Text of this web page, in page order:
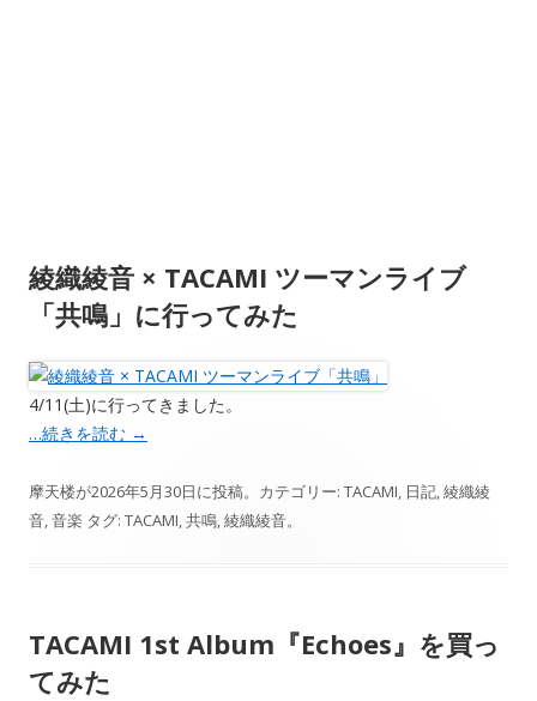
綾織綾音 × TACAMI ツーマンライブ
「共鳴」に行ってみた
4/11(土)に行ってきました。
…続きを読む →
摩天楼が2026年5月30日に投稿。カテゴリー: TACAMI, 日記,綾織綾
音,音楽 タグ: TACAMI,共鳴,綾織綾音。
TACAMI 1st Album『Echoes』を買っ
てみた